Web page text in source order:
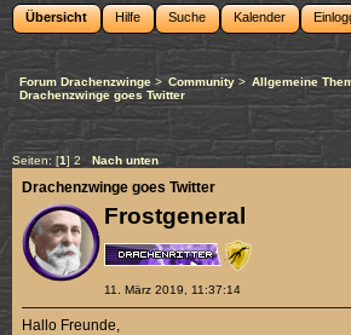
Übersicht Hilfe Suche Kalender
Forum Drachenzwinge > Community> Allgemeine
Drachenzwinge goes Twitter
Seiten: [1] 2 Nach unten
Frostgeneral
11. März 2019, 11:37:14
Drachenzwinge goes Twitter
Hallo Freunde,